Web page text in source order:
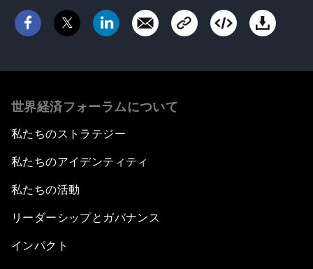
世界経済フォーラムについて
私たちのストラテジー
私たちのアイデンティティ
私たちの活動
リーダーシップとガバナンス
インパクト